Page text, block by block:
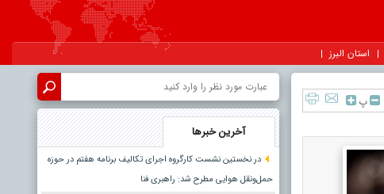
استان البرز
پ
آخرین خبرها
در نخستین نشست کارگروه اجرای تکالیف برنامه هفتم در حوزه
حمل‌ونقل هوایی مطرح شد: راهبری فنا